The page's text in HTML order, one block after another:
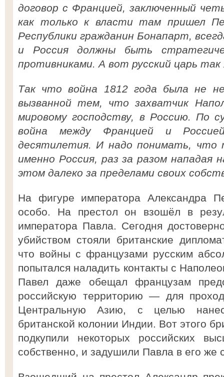
договор с Францией, заключенный
как только к власти там пришел
Республики гражданин Бонапарт,
и Россия должны быть
противниками. А вот русский царь так
Так что война 1812 года была не
вызванной тем, что захватчик
мировому господству, в Россию. По
война между Францией и
десятилетия. И надо понимать, что
именно Россия, раз за разом нападая
этом далеко за пределами своих
На фигуре императора Александра
особо. На престол он взошёл в
императора Павла. Сегодня
убийством стояли британские
что войны с французами русским
попытался наладить контакты с
Павел даже обещал французам
российскую территорию — для
Центральную Азию, с целью
британской колонии Индии. Вот этого
подкупили некоторых российских
собственно, и задушили Павла в его же